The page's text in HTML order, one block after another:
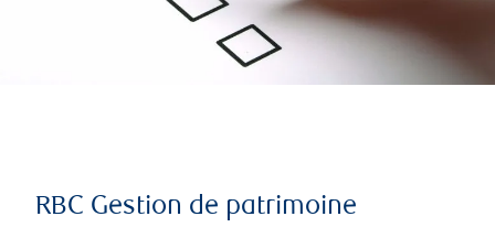
RBC Gestion de patrimoine